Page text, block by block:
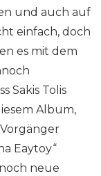
und auch auf
einfach, doch
es mit dem
Sakis Tolis
Album,
Eaytoy“
neue